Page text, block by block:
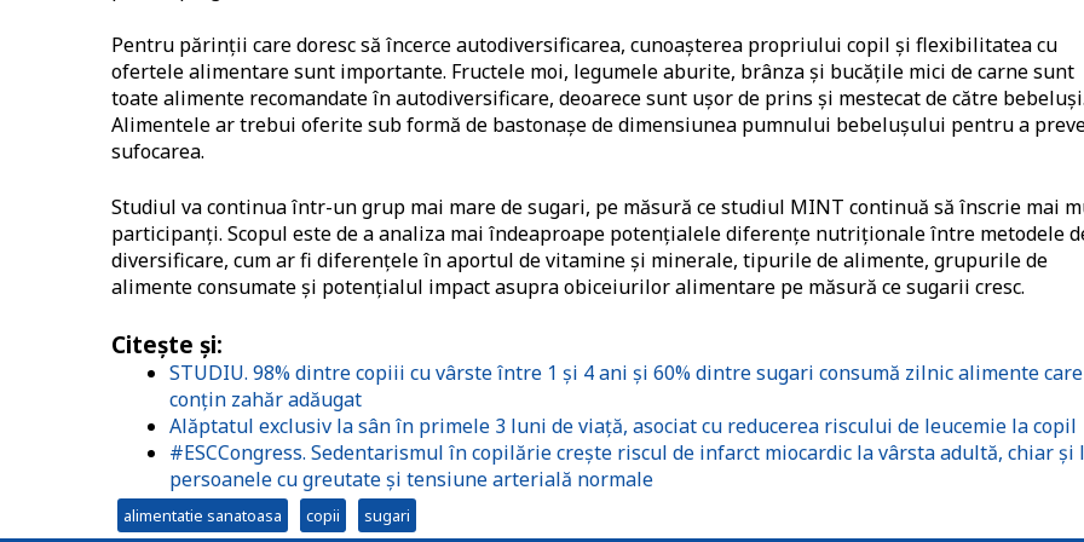
Pentru părinții care doresc să încerce autodiversificarea, cunoașterea propriului copil și flexibilitatea cu
ofertele alimentare sunt importante. Fructele moi, legumele aburite, brânza și bucățile mici de carne sunt
toate alimente recomandate în autodiversificare, deoarece sunt ușor de prins și mestecat de către bebeluși.
Alimentele ar trebui oferite sub formă de bastonașe de dimensiunea pumnului bebelușului pentru a
sufocarea.
Studiul va continua într-un grup mai mare de sugari, pe măsură ce studiul MINT continuă să înscrie mai
participanți. Scopul este de a analiza mai îndeaproape potențialele diferențe nutriționale între metodele
diversificare, cum ar fi diferențele în aportul de vitamine și minerale, tipurile de alimente, grupurile de
alimente consumate și potențialul impact asupra obiceiurilor alimentare pe măsură ce sugarii cresc.
Citește și:
STUDIU. 98% dintre copiii cu vârste între 1 și 4 ani și 60% dintre sugari consumă zilnic alimente care
conțin zahăr adăugat
Alăptatul exclusiv la sân în primele 3 luni de viață, asociat cu reducerea riscului de leucemie la copil
#ESCCongress. Sedentarismul în copilărie crește riscul de infarct miocardic la vârsta adultă, chiar și
persoanele cu greutate și tensiune arterială normale
alimentatie sanatoasa copii sugari